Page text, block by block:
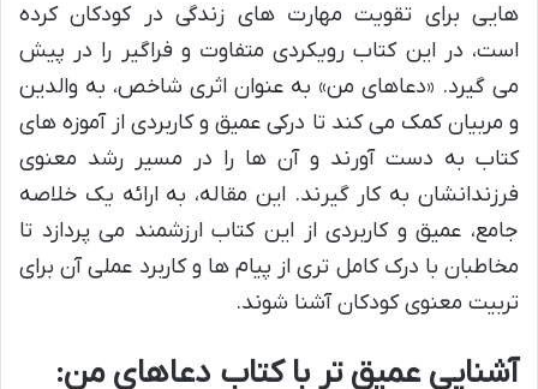
هایی برای تقویت مهارت های زندگی در کودکان کرده
است، در این کتاب رویکردی متفاوت و فراگیر را در پیش
می گیرد. «دعاهای من» به عنوان اثری شاخص، به والدین
و مربیان کمک می کند تا درکی عمیق و کاربردی از آموزه های
کتاب به دست آورند و آن ها را در مسیر رشد معنوی
فرزندانشان به کار گیرند. این مقاله، به ارائه یک خلاصه
جامع، عمیق و کاربردی از این کتاب ارزشمند می پردازد تا
مخاطبان با درک کامل تری از پیام ها و کاربرد عملی آن برای
تربیت معنوی کودکان آشنا شوند.
آشنایی عمیق تر با کتاب دعاهای من: